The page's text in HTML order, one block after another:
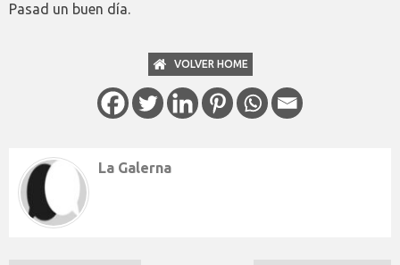
Pasad un buen día.
VOLVER HOME
La Galerna